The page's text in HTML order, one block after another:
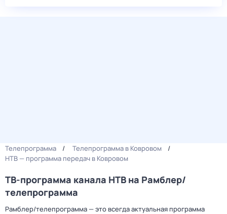
Телепрограмма
Телепрограмма в Ковровом
НТВ — программа передач в Ковровом
ТВ-программа канала НТВ на Рамблер/
телепрограмма
Рамблер/телепрограмма — это всегда актуальная программа